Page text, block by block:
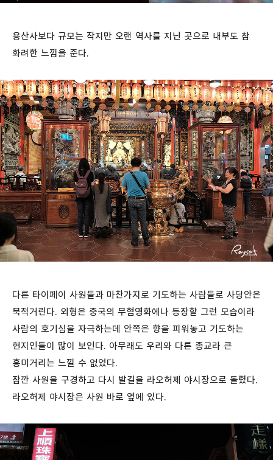
용산사보다 규모는 작지만 오랜 역사를 지닌 곳으로 내부도 참
화려한 느낌을 준다.
다른 타이페이 사원들과 마찬가지로 기도하는 사람들로 사당안은
북적거린다. 외형은 중국의 무협영화에나 등장할 그런 모습이라
사람의 호기심을 자극하는데 안쪽은 향을 피워놓고 기도하는
현지인들이 많이 보인다. 아무래도 우리와 다른 종교라 큰
흥미거리는 느낄 수 없었다.
잠깐 사원을 구경하고 다시 발길을 라오허제 야시장으로 돌렸다.
라오허제 야시장은 사원 바로 옆에 있다.